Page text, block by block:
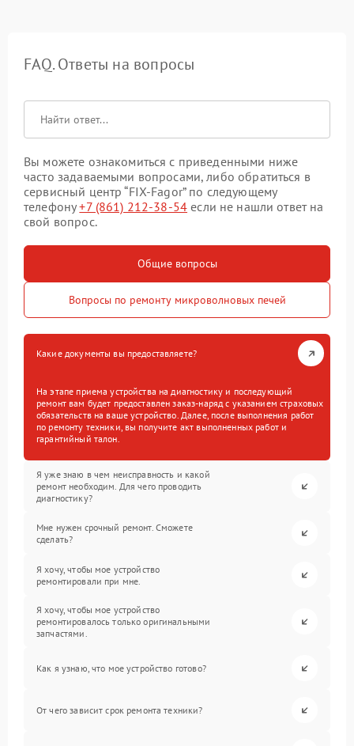
FAQ. Ответы на вопросы
Вы можете ознакомиться с приведенными ниже
часто задаваемыми вопросами, либо обратиться в
сервисный центр “FIX-Fagor” по следующему
телефону+7 (861) 212-38-54 если не нашли ответ на
свой вопрос.
Общие вопросы
Вопросы по ремонту микроволновых печей
Какие документы вы предоставляете?
На этапе приема устройства на диагностику и последующий
ремонт вам будет предоставлен заказ-наряд с указанием страховых
обязательств на ваше устройство. Далее, после выполнения работ
по ремонту техники, вы получите акт выполненных работ и
гарантийный талон.
Я уже знаю в чем неисправность и какой
ремонт необходим. Для чего проводить
диагностику?
Мне нужен срочный ремонт. Сможете
сделать?
Я хочу, чтобы мое устройство
ремонтировали при мне.
Я хочу, чтобы мое устройство
ремонтировалось только оригинальными
запчастями.
Как я узнаю, что мое устройство готово?
От чего зависит срок ремонта техники?